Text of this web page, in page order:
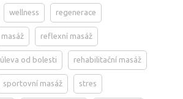
wellness regenerace
masáž reflexní masáž
úleva od bolesti rehabilitační masáž
sportovní masáž stres